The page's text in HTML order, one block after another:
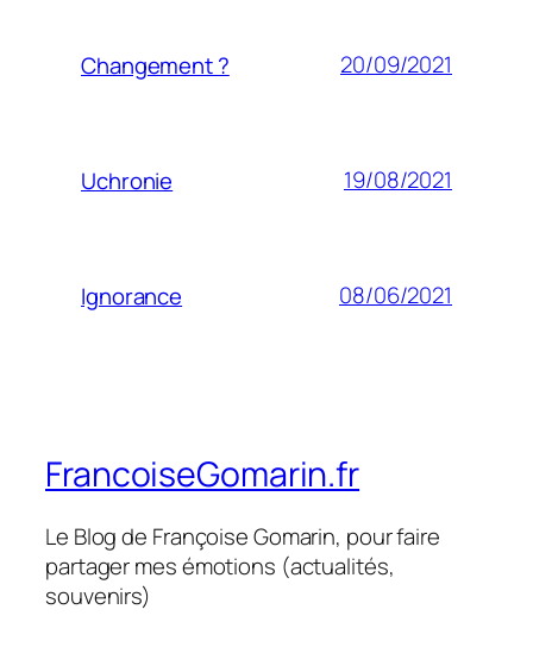
Changement ? 20/09/2021
Uchronie 19/08/2021
Ignorance 08/06/2021
FrancoiseGomarin.fr
Le Blog de Françoise Gomarin, pour faire
partager mes émotions (actualités,
souvenirs)